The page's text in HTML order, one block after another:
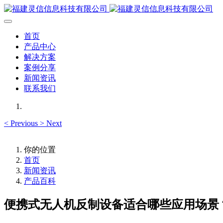
首页
产品中心
解决方案
案例分享
新闻资讯
联系我们
< Previous > Next
你的位置
首页
新闻资讯
产品百科
便携式无人机反制设备适合哪些应用场景